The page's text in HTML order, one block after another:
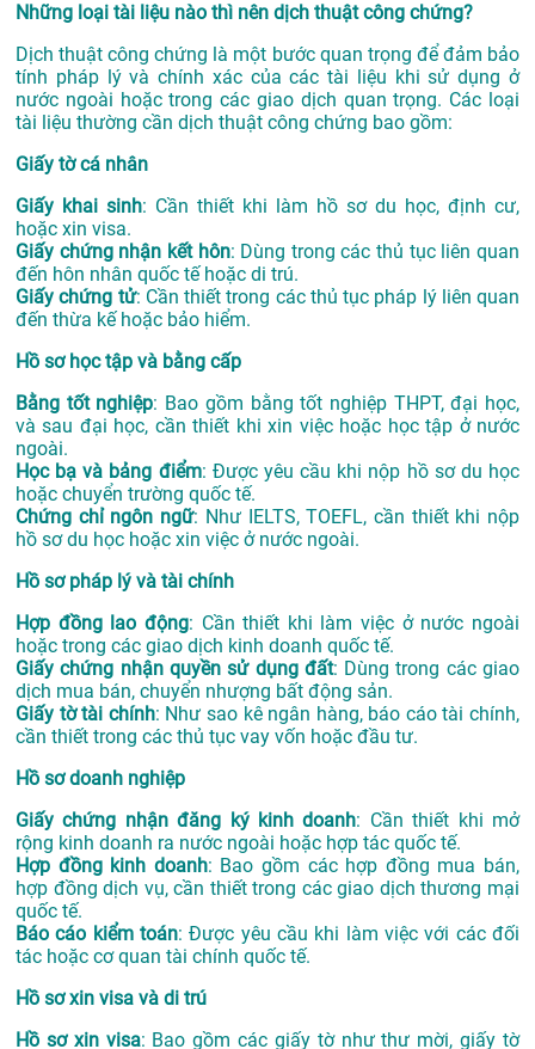
Những loại tài liệu nào thì nên dịch thuật công chứng?
Dịch thuật công chứng là một bước quan trọng để đảm bảo
tính pháp lý và chính xác của các tài liệu khi sử dụng ở
nước ngoài hoặc trong các giao dịch quan trọng. Các loại
tài liệu thường cần dịch thuật công chứng bao gồm:
Giấy tờ cá nhân
Giấy khai sinh: Cần thiết khi làm hồ sơ du học, định cư,
hoặc xin visa.
Giấy chứng nhận kết hôn: Dùng trong các thủ tục liên quan
đến hôn nhân quốc tế hoặc di trú.
Giấy chứng tử: Cần thiết trong các thủ tục pháp lý liên quan
đến thừa kế hoặc bảo hiểm.
Hồ sơ học tập và bằng cấp
Bằng tốt nghiệp: Bao gồm bằng tốt nghiệp THPT, đại học,
và sau đại học, cần thiết khi xin việc hoặc học tập ở nước
ngoài.
Học bạ và bảng điểm: Được yêu cầu khi nộp hồ sơ du học
hoặc chuyển trường quốc tế.
Chứng chỉ ngôn ngữ: Như IELTS, TOEFL, cần thiết khi nộp
hồ sơ du học hoặc xin việc ở nước ngoài.
Hồ sơ pháp lý và tài chính
Hợp đồng lao động: Cần thiết khi làm việc ở nước ngoài
hoặc trong các giao dịch kinh doanh quốc tế.
Giấy chứng nhận quyền sử dụng đất: Dùng trong các giao
dịch mua bán, chuyển nhượng bất động sản.
Giấy tờ tài chính: Như sao kê ngân hàng, báo cáo tài chính,
cần thiết trong các thủ tục vay vốn hoặc đầu tư.
Hồ sơ doanh nghiệp
Giấy chứng nhận đăng ký kinh doanh: Cần thiết khi mở
rộng kinh doanh ra nước ngoài hoặc hợp tác quốc tế.
Hợp đồng kinh doanh: Bao gồm các hợp đồng mua bán,
hợp đồng dịch vụ, cần thiết trong các giao dịch thương mại
quốc tế.
Báo cáo kiểm toán: Được yêu cầu khi làm việc với các đối
tác hoặc cơ quan tài chính quốc tế.
Hồ sơ xin visa và di trú
Hồ sơ xin visa: Bao gồm các giấy tờ như thư mời, giấy tờ